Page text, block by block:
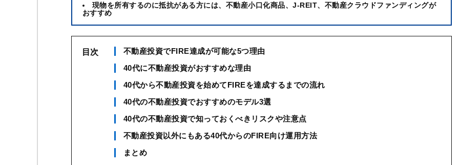
現物を所有するのに抵抗がある方には、不動産小口化商品、J-REIT、不動産クラウドファンディングが
おすすめ
目次
不動産投資でFIRE達成が可能な5つ理由
40代に不動産投資がおすすめな理由
40代から不動産投資を始めてFIREを達成するまでの流れ
40代の不動産投資でおすすめのモデル3選
40代の不動産投資で知っておくべきリスクや注意点
不動産投資以外にもある40代からのFIRE向け運用方法
まとめ